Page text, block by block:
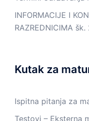
INFORMACIJE I
RAZREDNICIMA
Kutak za
Ispitna pitanja za
Testovi – Eksterna